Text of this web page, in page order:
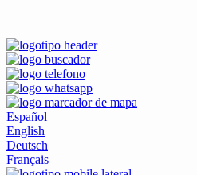
Español
English
Deutsch
Français